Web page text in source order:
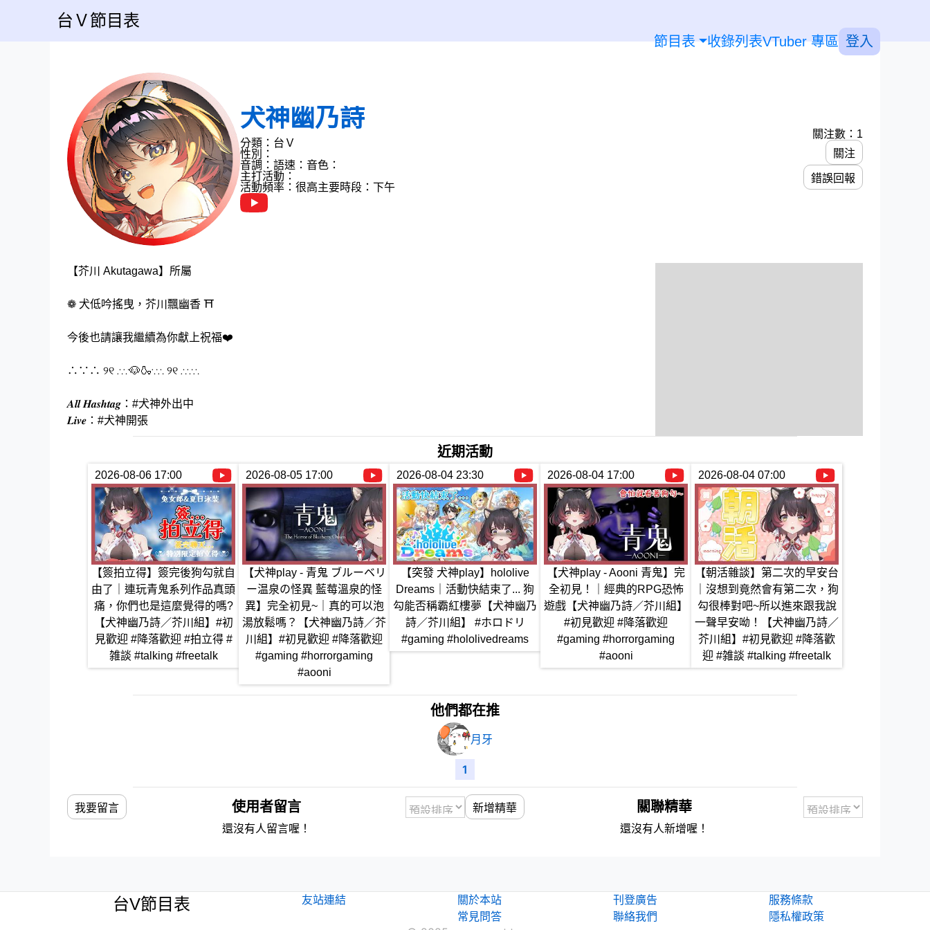
台Ｖ節目表
節目表 收錄列表VTuber 專區 登入
犬神幽乃詩
分類：台Ｖ
性別：
音調： 語速： 音色：
主打活動：
活動頻率：很高主要時段：下午
關注數：1
關注
錯誤回報
【芥川 Akutagawa】所屬
❁ 犬低吟搖曳，芥川飄幽香 ⛩
今後也請讓我繼續為你獻上祝福❤️
∴∵∴ ୨୧ ∴∵🐶🍶∵∴ ୨୧ ∴∵∴
𝑨𝒍𝒍 𝑯𝒂𝒔𝒉𝒕𝒂𝒈：#犬神外出中
𝑳𝒊𝒗𝒆：#犬神開張
近期活動
2026-08-06 17:00
【簽拍立得】簽完後狗勾就自
由了｜連玩青鬼系列作品真頭
痛，你們也是這麼覺得的嗎?
【犬神幽乃詩／芥川組】#初
見歡迎 #降落歡迎 #拍立得 #
雑談 #talking #freetalk
2026-08-05 17:00
【犬神play - 青鬼 ブルーベリ
ー温泉の怪異 藍莓溫泉的怪
異】完全初見~｜真的可以泡
湯放鬆嗎？【犬神幽乃詩／芥
川組】#初見歡迎 #降落歡迎
#gaming #horrorgaming
#aooni
2026-08-04 23:30
【突發 犬神play】hololive
Dreams｜活動快結束了... 狗
勾能否稱霸紅樓夢【犬神幽乃
詩／芥川組】 #ホロドリ
#gaming #hololivedreams
2026-08-04 17:00
【犬神play - Aooni 青鬼】完
全初見！｜經典的RPG恐怖
遊戲【犬神幽乃詩／芥川組】
#初見歡迎 #降落歡迎
#gaming #horrorgaming
#aooni
2026-08-04 07:00
【朝活雜談】第二次的早安台
｜沒想到竟然會有第二次，狗
勾很棒對吧~所以進來跟我說
一聲早安呦！【犬神幽乃詩／
芥川組】#初見歡迎 #降落歡
迎 #雑談 #talking #freetalk
他們都在推
月牙
1
我要留言 使用者留言
還沒有人留言喔！
新增精華 關聯精華
還沒有人新增喔！
台V節目表 友站連結
關於本站
常見問答
刊登廣告
聯絡我們
服務條款
隱私權政策